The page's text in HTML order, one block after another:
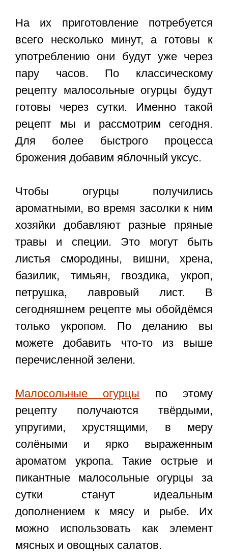
На их приготовление потребуется
всего несколько минут, а готовы к
употреблению они будут уже через
пару часов. По классическому
рецепту малосольные огурцы будут
готовы через сутки. Именно такой
рецепт мы и рассмотрим сегодня.
Для более быстрого процесса
брожения добавим яблочный уксус.
Чтобы огурцы получились
ароматными, во время засолки к ним
хозяйки добавляют разные пряные
травы и специи. Это могут быть
листья смородины, вишни, хрена,
базилик, тимьян, гвоздика, укроп,
петрушка, лавровый лист. В
сегодняшнем рецепте мы обойдёмся
только укропом. По деланию вы
можете добавить что-то из выше
перечисленной зелени.
Малосольные огурцы по этому
рецепту получаются твёрдыми,
упругими, хрустящими, в меру
солёными и ярко выраженным
ароматом укропа. Такие острые и
пикантные малосольные огурцы за
сутки станут идеальным
дополнением к мясу и рыбе. Их
можно использовать как элемент
мясных и овощных салатов.